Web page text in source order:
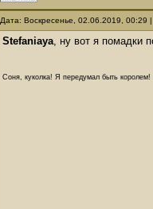
Дата: Воскресенье, 02.06.2019,
Stefaniaya, ну вот я помадки
Соня, куколка! Я передумал быть